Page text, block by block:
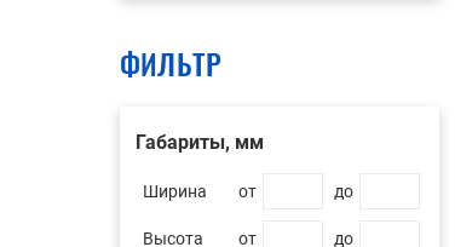
ФИЛЬТР
Габариты, мм
Ширина от до
Высота от до